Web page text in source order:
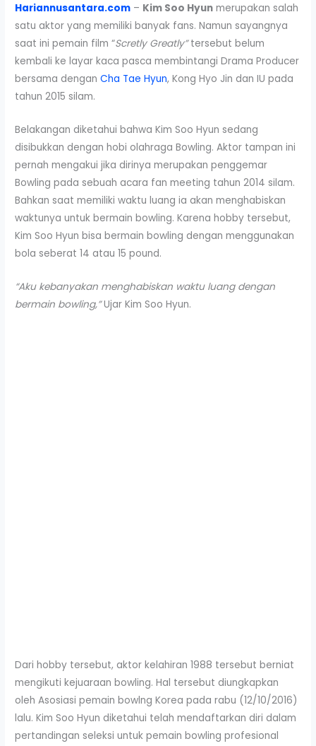
Hariannusantara.com – Kim Soo Hyun merupakan salah
satu aktor yang memiliki banyak fans. Namun sayangnya
saat ini pemain film “Scretly Greatly”tersebut belum
kembali ke layar kaca pasca membintangi Drama Producer
bersama denganCha Tae Hyun, Kong Hyo Jin dan IU pada
tahun 2015 silam.
Belakangan diketahui bahwa Kim Soo Hyun sedang
disibukkan dengan hobi olahraga Bowling. Aktor tampan ini
pernah mengakui jika dirinya merupakan penggemar
Bowling pada sebuah acara fan meeting tahun 2014 silam.
Bahkan saat memiliki waktu luang ia akan menghabiskan
waktunya untuk bermain bowling. Karena hobby tersebut,
Kim Soo Hyun bisa bermain bowling dengan menggunakan
bola seberat 14 atau 15 pound.
“Aku kebanyakan menghabiskan waktu luang dengan
bermain bowling,”Ujar Kim Soo Hyun.
Dari hobby tersebut, aktor kelahiran 1988 tersebut berniat
mengikuti kejuaraan bowling. Hal tersebut diungkapkan
oleh Asosiasi pemain bowlng Korea pada rabu (12/10/2016)
lalu. Kim Soo Hyun diketahui telah mendaftarkan diri dalam
pertandingan seleksi untuk pemain bowling profesional